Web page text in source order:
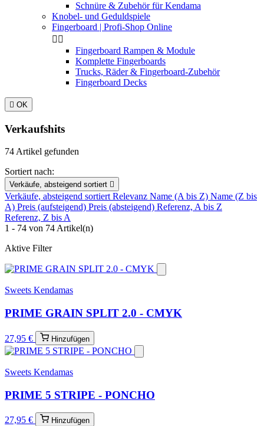
Schnüre & Zubehör für Kendama
Knobel- und Geduldspiele
Fingerboard | Profi-Shop Online
 
Fingerboard Rampen & Module
Komplette Fingerboards
Trucks, Räder & Fingerboard-Zubehör
Fingerboard Decks
 OK
Verkaufshits
74 Artikel gefunden
Sortiert nach:
Verkäufe, absteigend sortiert 
Verkäufe, absteigend sortiertRelevanz Name (A bis Z) Name (Z bis
A) Preis (aufsteigend) Preis (absteigend) Referenz, A bis Z
Referenz, Z bis A
1 - 74 von 74 Artikel(n)
Aktive Filter
Sweets Kendamas
PRIME GRAIN SPLIT 2.0 - CMYK
27,95 € Hinzufügen
Sweets Kendamas
PRIME 5 STRIPE - PONCHO
27,95 € Hinzufügen